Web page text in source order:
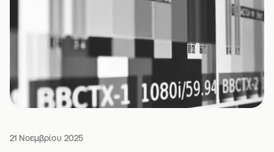
21 Νοεμβρίου 2025